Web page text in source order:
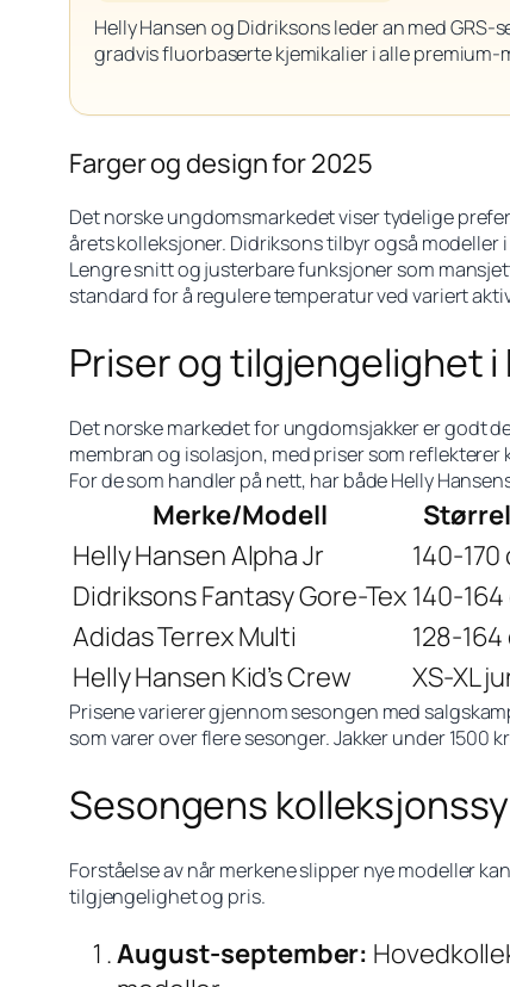
Helly Hansen og Didriksons leder an med
gradvis fluorbaserte kjemikalier i alle premium-
Farger og design for 2025
Det norske ungdomsmarkedet viser tydelige
årets kolleksjoner. Didriksons tilbyr også modeller
Lengre snitt og justerbare funksjoner som
standard for å regulere temperatur ved variert
Priser og tilgjengelighet i
Det norske markedet for ungdomsjakker er godt
membran og isolasjon, med priser som reflekterer
For de som handler på nett, har både Helly
Merke/Modell
Helly Hansen Alpha Jr
140-170
Didriksons Fantasy Gore-Tex 140-
Adidas Terrex Multi
128-164
Helly Hansen Kid’s Crew
XS-XL
Prisene varierer gjennom sesongen med
som varer over flere sesonger. Jakker under
Sesongens
Forståelse av når merkene slipper nye modeller
tilgjengelighet og pris.
August-september: